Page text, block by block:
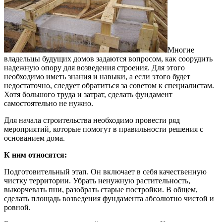
Многие
владельцы будущих домов задаются вопросом, как соорудить
надежную опору для возведения строения. Для этого
необходимо иметь знания и навыки, а если этого будет
недостаточно, следует обратиться за советом к специалистам.
Хотя большого труда и затрат, сделать фундамент
самостоятельно не нужно.
Для начала строительства необходимо провести ряд
мероприятий, которые помогут в правильности решения с
основанием дома.
К ним относятся:
Подготовительный этап. Он включает в себя качественную
чистку территории. Убрать ненужную растительность,
выкорчевать пни, разобрать старые постройки. В общем,
сделать площадь возведения фундамента абсолютно чистой и
ровной.